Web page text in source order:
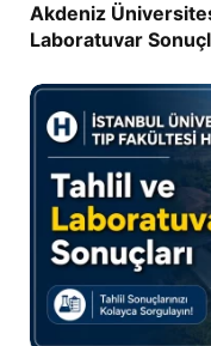
Akdeniz
Laboratuvar